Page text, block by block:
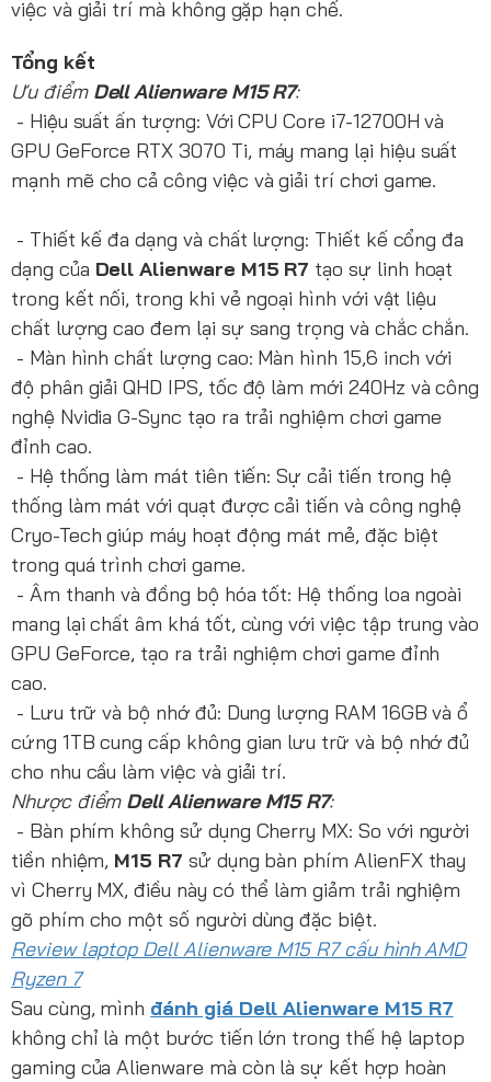
việc và giải trí mà không gặp hạn chế.
Tổng kết
Ưu điểm Dell Alienware M15 R7:
- Hiệu suất ấn tượng: Với CPU Core i7-12700H và
GPU GeForce RTX 3070 Ti, máy mang lại hiệu suất
mạnh mẽ cho cả công việc và giải trí chơi game.
- Thiết kế đa dạng và chất lượng: Thiết kế cổng đa
dạng của Dell Alienware M15 R7 tạo sự linh hoạt
trong kết nối, trong khi vẻ ngoại hình với vật liệu
chất lượng cao đem lại sự sang trọng và chắc chắn.
- Màn hình chất lượng cao: Màn hình 15,6 inch với
độ phân giải QHD IPS, tốc độ làm mới 240Hz và công
nghệ Nvidia G-Sync tạo ra trải nghiệm chơi game
đỉnh cao.
- Hệ thống làm mát tiên tiến: Sự cải tiến trong hệ
thống làm mát với quạt được cải tiến và công nghệ
Cryo-Tech giúp máy hoạt động mát mẻ, đặc biệt
trong quá trình chơi game.
- Âm thanh và đồng bộ hóa tốt: Hệ thống loa ngoài
mang lại chất âm khá tốt, cùng với việc tập trung vào
GPU GeForce, tạo ra trải nghiệm chơi game đỉnh
cao.
- Lưu trữ và bộ nhớ đủ: Dung lượng RAM 16GB và ổ
cứng 1TB cung cấp không gian lưu trữ và bộ nhớ đủ
cho nhu cầu làm việc và giải trí.
Nhược điểm Dell Alienware M15 R7:
- Bàn phím không sử dụng Cherry MX: So với người
tiền nhiệm, M15 R7 sử dụng bàn phím AlienFX thay
vì Cherry MX, điều này có thể làm giảm trải nghiệm
gõ phím cho một số người dùng đặc biệt.
Review laptop Dell Alienware M15 R7 cấu hình AMD
Ryzen 7
Sau cùng, mình đánh giá Dell Alienware M15 R7
không chỉ là một bước tiến lớn trong thế hệ laptop
gaming của Alienware mà còn là sự kết hợp hoàn